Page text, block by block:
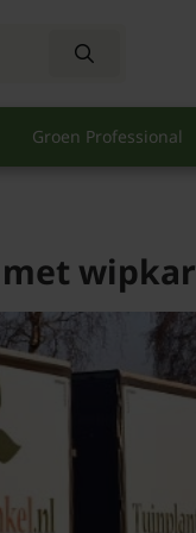
Groen Professional
wipkar